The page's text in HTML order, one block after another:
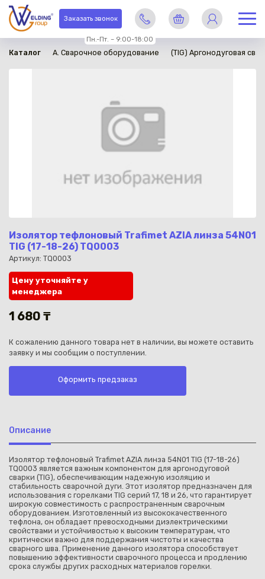
Заказать звонок
Пн.-Пт. – 9:00-18:00
Каз
Каталог A. Сварочное оборудование (TIG) Аргонодуговая
Изолятор тефлоновый Trafimet AZIA линза 54N01
TIG (17-18-26) TQ0003
Артикул: TQ0003
в наличии
Цену уточняйте у
менеджера
1 680 ₸
К сожалению данного товара нет в наличии, вы можете оставить
заявку и мы сообщим о поступлении.
Оформить предзаказ
Описание
Изолятор тефлоновый Trafimet AZIA линза 54N01 TIG (17-18-26)
TQ0003 является важным компонентом для аргонодуговой
сварки (TIG), обеспечивающим надежную изоляцию и
стабильность сварочной дуги. Этот изолятор предназначен для
использования с горелками TIG серий 17, 18 и 26, что гарантирует
широкую совместимость с распространенным сварочным
оборудованием. Изготовленный из высококачественного
тефлона, он обладает превосходными диэлектрическими
свойствами и устойчивостью к высоким температурам, что
критически важно для поддержания чистоты и качества
сварного шва. Применение данного изолятора способствует
повышению эффективности сварочного процесса и продлению
срока службы других расходных материалов горелки.